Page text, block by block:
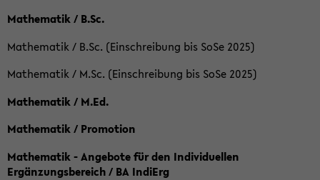
Mathematik / B.Sc.
Mathematik / B.Sc. (Einschreibung bis SoSe 2025)
Mathematik / M.Sc. (Einschreibung bis SoSe 2025)
Mathematik / M.Ed.
Mathematik / Promotion
Mathematik - Angebote für den Individuellen
Ergänzungsbereich / BA IndiErg